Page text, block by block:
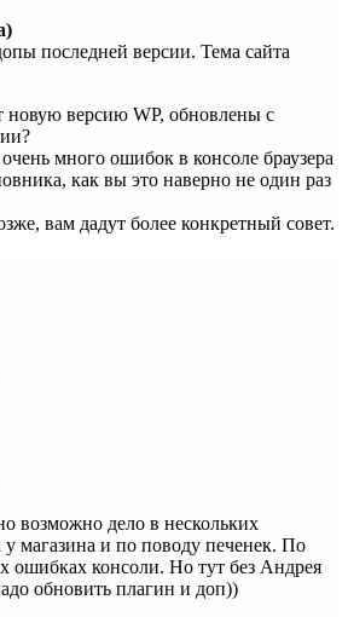
последней версии. Тема сайта
новую версию WP, обновлены с
много ошибок в консоле браузера
как вы это наверно не один раз
вам дадут более конкретный совет.
возможно дело в нескольких
магазина и по поводу печенек. По
ошибках консоли. Но тут без Андрея
обновить плагин и доп))